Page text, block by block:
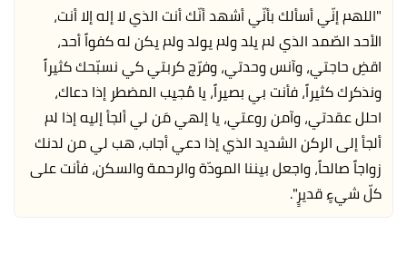
"اللهم إنّي أسألك بأنّي أشهد أنّك أنت الذي لا إله إلا أنت،
الأحد الصّمد الذي لم يلد ولم يولد ولم يكن له كفواً أحد،
اقضِ حاجتي، وآنس وحدتي، وفرّج كربتي كي نسبّحك كثيراً
ونذكرك كثيراً، فأنت بي بصيراً، يا مُجيب المضطر إذا دعاك،
احلل عقدتي، وآمن روعتي، يا إلهي مَن لي ألجأ إليه إذا لم
ألجأ إلى الركن الشديد الذي إذا دعي أجاب، هب لي من لدنك
زواجاً صالحاً، واجعل بيننا المودّة والرحمة والسكن، فأنت على
كلّ شيءٍ قديرٍ".